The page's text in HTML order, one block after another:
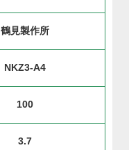
鶴見製作所
NKZ3-A4
100
3.7